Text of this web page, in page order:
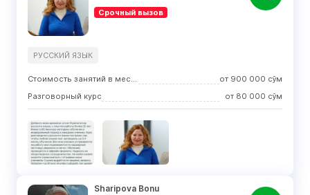
Срочный вызов
РУССКИЙ ЯЗЫК
Стоимость занятий в месяц от 900 000 сўм
Разговорный курс
от 80 000 сўм
Sharipova Bonu